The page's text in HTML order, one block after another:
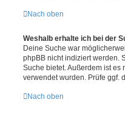
Nach oben
Weshalb erhalte ich bei der
Deine Suche war
phpBB nicht indiziert werden.
Suche bietet. Außerdem ist
verwendet wurden. Prüfe ggf.
Nach oben